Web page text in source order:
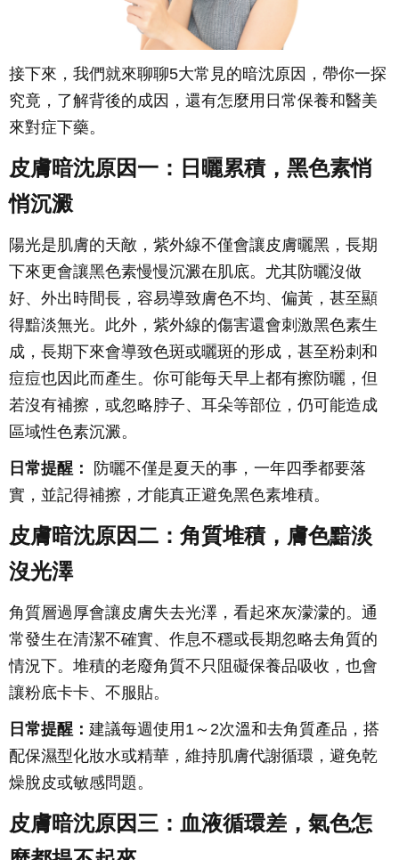
接下來，我們就來聊聊5大常見的暗沈原因，帶你一探
究竟，了解背後的成因，還有怎麼用日常保養和醫美
來對症下藥。
皮膚暗沈原因一：日曬累積，黑色素悄
悄沉澱
陽光是肌膚的天敵，紫外線不僅會讓皮膚曬黑，長期
下來更會讓黑色素慢慢沉澱在肌底。尤其防曬沒做
好、外出時間長，容易導致膚色不均、偏黃，甚至顯
得黯淡無光。此外，紫外線的傷害還會刺激黑色素生
成，長期下來會導致色斑或曬斑的形成，甚至粉刺和
痘痘也因此而產生。你可能每天早上都有擦防曬，但
若沒有補擦，或忽略脖子、耳朵等部位，仍可能造成
區域性色素沉澱。
日常提醒：
防曬不僅是夏天的事，一年四季都要落
實，並記得補擦，才能真正避免黑色素堆積。
皮膚暗沈原因二：角質堆積，膚色黯淡
沒光澤
角質層過厚會讓皮膚失去光澤，看起來灰濛濛的。通
常發生在清潔不確實、作息不穩或長期忽略去角質的
情況下。堆積的老廢角質不只阻礙保養品吸收，也會
讓粉底卡卡、不服貼。
日常提醒： 建議每週使用1～2次溫和去角質產品，搭
配保濕型化妝水或精華，維持肌膚代謝循環，避免乾
燥脫皮或敏感問題。
皮膚暗沈原因三：血液循環差，氣色怎